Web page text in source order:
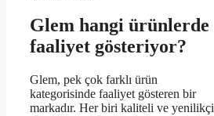
Glem hangi ürünlerde
faaliyet gösteriyor?
Glem, pek çok farklı ürün
kategorisinde faaliyet gösteren bir
markadır. Her biri kaliteli ve yenilikçi